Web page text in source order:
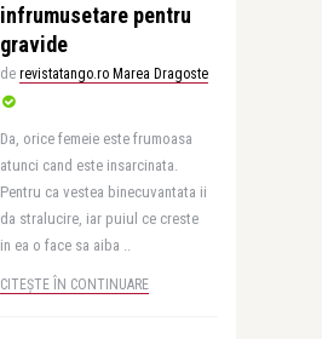
infrumusetare pentru
gravide
de revistatango.ro Marea Dragoste
Da, orice femeie este frumoasa
atunci cand este insarcinata.
Pentru ca vestea binecuvantata ii
da stralucire, iar puiul ce creste
in ea o face sa aiba ..
CITEȘTE ÎN CONTINUARE